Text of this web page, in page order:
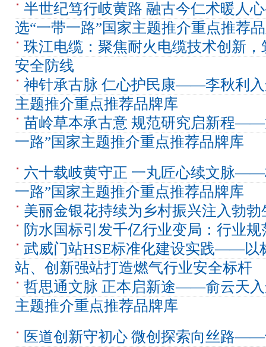
半世纪笃行岐黄路 融古今仁术暖人
选“一带一路”国家主题推介重点推荐
珠江电缆：聚焦耐火电缆技术创新
安全防线
神针承古脉 仁心护民康——李秋利入
主题推介重点推荐品牌库
苗岭草本承古意 规范研究启新程——
一路”国家主题推介重点推荐品牌库
六十载岐黄守正 一丸匠心续文脉——
一路”国家主题推介重点推荐品牌库
美丽金银花持续为乡村振兴注入勃勃
防水国标引发千亿行业变局：行业
武威门站HSE标准化建设实践——以
站、创新强站打造燃气行业安全标杆
哲思通文脉 正本启新途——俞云天入
主题推介重点推荐品牌库
医道创新守初心 微创探索向丝路——